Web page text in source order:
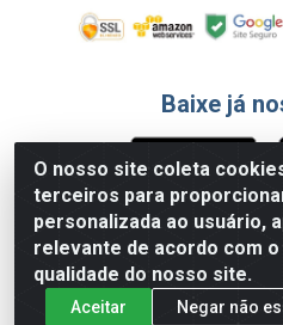
O nosso site coleta
terceiros para
personalizada ao usuário,
relevante de acordo com
qualidade do nosso site.
Aceitar
Negar não
Baixe já
Formas de